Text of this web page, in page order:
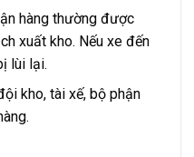
hàng thường được
xuất kho. Nếu xe đến
lùi lại.
kho, tài xế, bộ phận